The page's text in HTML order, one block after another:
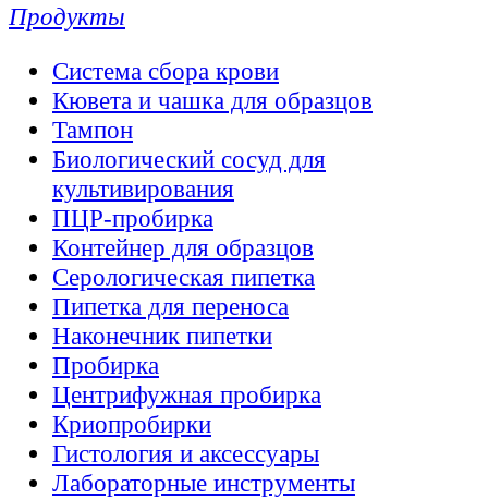
Продукты
Система сбора крови
Кювета и чашка для образцов
Тампон
Биологический сосуд для
культивирования
ПЦР-пробирка
Контейнер для образцов
Серологическая пипетка
Пипетка для переноса
Наконечник пипетки
Пробирка
Центрифужная пробирка
Криопробирки
Гистология и аксессуары
Лабораторные инструменты